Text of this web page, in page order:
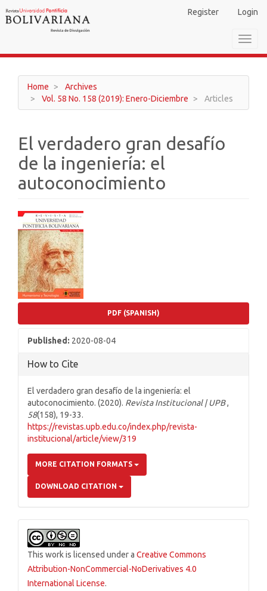
Navigation
Sidebar
Register Login
Home
Archives
Vol. 58 No. 158 (2019): Enero-Diciembre
Articles
El verdadero gran desafío
de la ingeniería: el
autoconocimiento
Article
Sidebar
PDF (SPANISH)
Published: 2020-08-04
How to Cite
El verdadero gran desafío de la ingeniería: el
autoconocimiento. (2020). Revista Institucional | UPB,
58(158), 19-33.
https://revistas.upb.edu.co/index.php/revista-
institucional/article/view/319
MORE CITATION FORMATS
DOWNLOAD CITATION
This work is licensed under a Creative Commons
Attribution-NonCommercial-NoDerivatives 4.0
International License.